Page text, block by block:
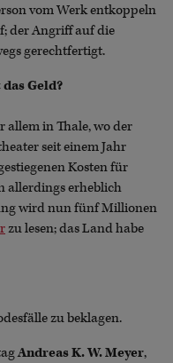
vom Werk entkoppeln
der Angriff auf die
gerechtfertigt.
Geld?
allem in Thale, wo der
seit einem Jahr
Kosten für
allerdings erheblich
wird nun fünf Millionen
zu lesen; das Land habe
zu beklagen.
Andreas K. W. Meyer,